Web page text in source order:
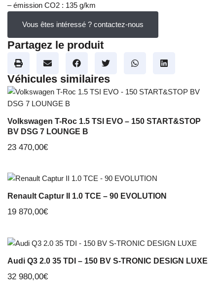
– émission CO2 : 135 g/km
Vous êtes intéressé ? contactez-nous
Partagez le produit
Véhicules similaires
Volkswagen T-Roc 1.5 TSI EVO – 150 START&STOP
BV DSG 7 LOUNGE B
23 470,00€
Renault Captur II 1.0 TCE – 90 EVOLUTION
19 870,00€
Audi Q3 2.0 35 TDI – 150 BV S-TRONIC DESIGN LUXE
32 980,00€